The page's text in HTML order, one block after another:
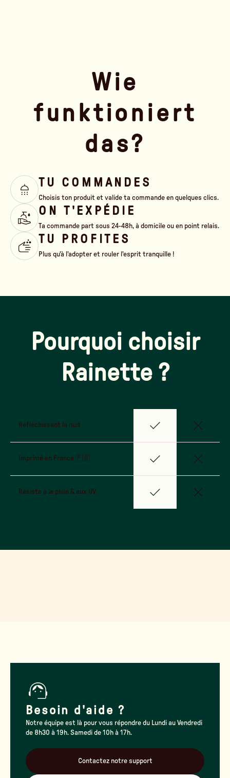
Wie
funktioniert
das?
TU COMMANDES
Choisis ton produit et valide ta commande en quelques clics.
ON T'EXPÉDIE
Ta commande part sous 24-48h, à domicile ou en point relais.
TU PROFITES
Plus qu'à l'adopter et rouler l'esprit tranquille !
Pourquoi choisir
Rainette ?
Réfléchissant la nuit
Imprimé en France 🇫🇷
Résiste à la pluie & aux UV
Besoin d'aide ?
Notre équipe est là pour vous répondre du Lundi au Vendredi
de 8h30 à 19h. Samedi de 10h à 17h.
Contactez notre support